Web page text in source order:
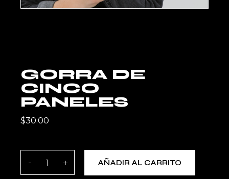
GORRA DE
CINCO
PANELES
$30.00
Gorra de cinco paneles quantity
AÑADIR AL CARRITO